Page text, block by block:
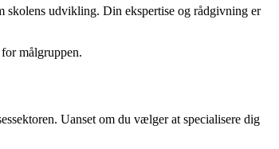
skolens udvikling. Din ekspertise og rådgivning er
målgruppen.
Uanset om du vælger at specialisere dig